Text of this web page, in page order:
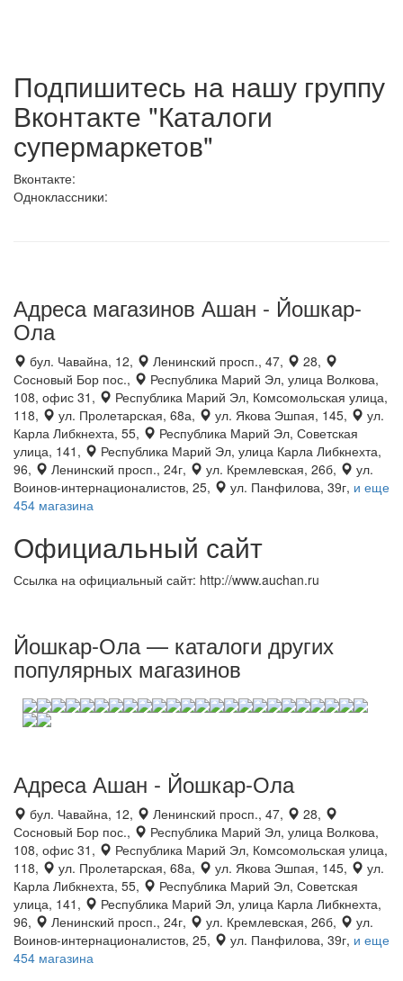
Подпишитесь на нашу группу
Вконтакте "Каталоги
супермаркетов"
Вконтакте:
Одноклассники:
Адреса магазинов Ашан - Йошкар-
Ола
бул. Чавайна, 12, Ленинский просп., 47,
28,
Сосновый Бор пос.,
Республика Марий Эл, улица Волкова,
108, офис 31,
Республика Марий Эл, Комсомольская улица,
118,
ул. Пролетарская, 68а, ул. Якова Эшпая, 145,
ул.
Карла Либкнехта, 55,
Республика Марий Эл, Советская
улица, 141,
Республика Марий Эл, улица Карла Либкнехта,
96,
Ленинский просп., 24г, ул. Кремлевская, 26б,
ул.
Воинов-интернационалистов, 25,
ул. Панфилова, 39г, и еще
454 магазина
Официальный сайт
Ссылка на официальный сайт: http://www.auchan.ru
Йошкар-Ола — каталоги других
популярных магазинов
Адреса Ашан - Йошкар-Ола
бул. Чавайна, 12, Ленинский просп., 47,
28,
Сосновый Бор пос.,
Республика Марий Эл, улица Волкова,
108, офис 31,
Республика Марий Эл, Комсомольская улица,
118,
ул. Пролетарская, 68а, ул. Якова Эшпая, 145,
ул.
Карла Либкнехта, 55,
Республика Марий Эл, Советская
улица, 141,
Республика Марий Эл, улица Карла Либкнехта,
96,
Ленинский просп., 24г, ул. Кремлевская, 26б,
ул.
Воинов-интернационалистов, 25,
ул. Панфилова, 39г, и еще
454 магазина